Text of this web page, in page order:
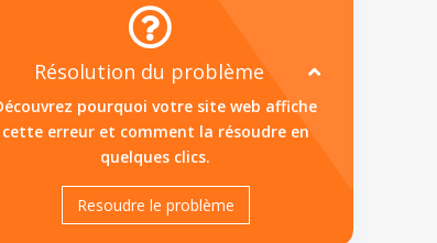
Résolution du problème
pourquoi votre site web affiche
cette erreur et comment la résoudre en
quelques clics.
Resoudre le problème